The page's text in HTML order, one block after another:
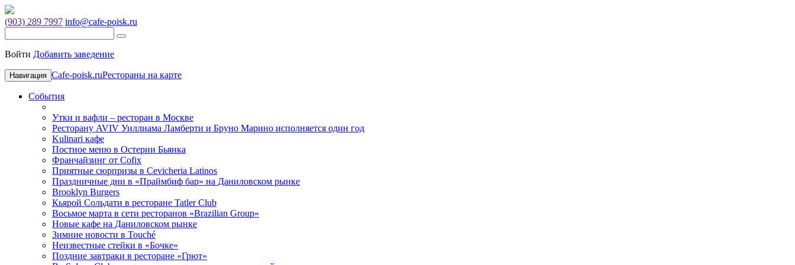
(903) 289 7997 info@cafe-poisk.ru
Войти Добавить заведение
Навигация Cafe-poisk.ruРестораны на карте
События
Утки и вафли – ресторан в Москве
Ресторану AVIV Уиллиама Ламберти и Бруно Марино исполняется один год
Kulinari кафе
Постное меню в Остерии Бьянка
Франчайзинг от Cofix
Приятные сюрпризы в Cevicheria Latinos
Праздничные дни в «Праймбиф бар» на Даниловском рынке
Brooklyn Burgers
Кьярой Сольдати в ресторане Tatler Club
Восьмое марта в сети ресторанов «Brazilian Group»
Новые кафе на Даниловском рынке
Зимние новости в Touché
Неизвестные стейки в «Бочке»
Поздние завтраки в ресторане «Грют»